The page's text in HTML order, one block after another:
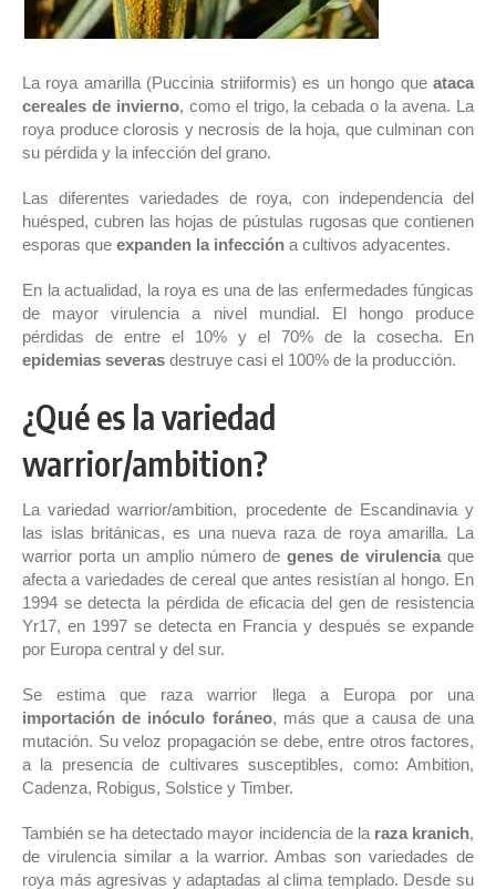
La roya amarilla (Puccinia striiformis) es un hongo que ataca
cereales de invierno, como el trigo, la cebada o la avena. La
roya produce clorosis y necrosis de la hoja, que culminan con
su pérdida y la infección del grano.
Las diferentes variedades de roya, con independencia del
huésped, cubren las hojas de pústulas rugosas que contienen
esporas que expanden la infección a cultivos adyacentes.
En la actualidad, la roya es una de las enfermedades fúngicas
de mayor virulencia a nivel mundial. El hongo produce
pérdidas de entre el 10% y el 70% de la cosecha. En
epidemias severas destruye casi el 100% de la producción.
¿Qué es la variedad
warrior/ambition?
La variedad warrior/ambition, procedente de Escandinavia y
las islas británicas, es una nueva raza de roya amarilla. La
warrior porta un amplio número de genes de virulenciaque
afecta a variedades de cereal que antes resistían al hongo. En
1994 se detecta la pérdida de eficacia del gen de resistencia
Yr17, en 1997 se detecta en Francia y después se expande
por Europa central y del sur.
Se estima que raza warrior llega a Europa por una
importación de inóculo foráneo, más que a causa de una
mutación. Su veloz propagación se debe, entre otros factores,
a la presencia de cultivares susceptibles, como: Ambition,
Cadenza, Robigus, Solstice y Timber.
También se ha detectado mayor incidencia de la raza kranich,
de virulencia similar a la warrior. Ambas son variedades de
roya más agresivas y adaptadas al clima templado. Desde su